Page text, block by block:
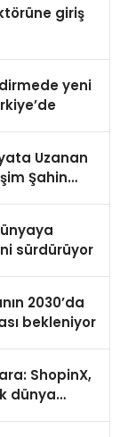
giriş
yeni
Uzanan
Şahin
sürdürüyor
2030’da
bekleniyor
ShopinX,
dünya